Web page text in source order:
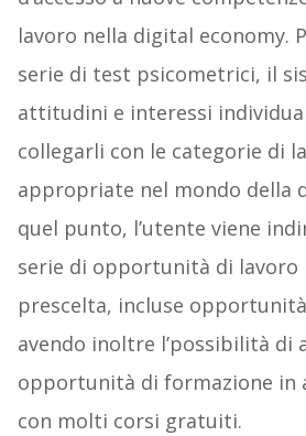
lavoro nella digital economy.
serie di test psicometrici, il
attitudini e interessi
collegarli con le categorie di
appropriate nel mondo della
quel punto, l’utente viene
serie di opportunità di lavoro
prescelta, incluse
avendo inoltre l’possibilità di
opportunità di formazione in
con molti corsi gratuiti.